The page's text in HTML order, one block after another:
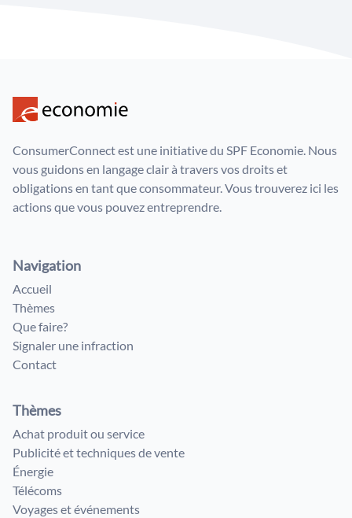
ConsumerConnect est une initiative du SPF Economie. Nous
vous guidons en langage clair à travers vos droits et
obligations en tant que consommateur. Vous trouverez ici les
actions que vous pouvez entreprendre.
Navigation
Accueil
Thèmes
Que faire?
Signaler une infraction
Contact
Thèmes
Achat produit ou service
Publicité et techniques de vente
Énergie
Télécoms
Voyages et événements